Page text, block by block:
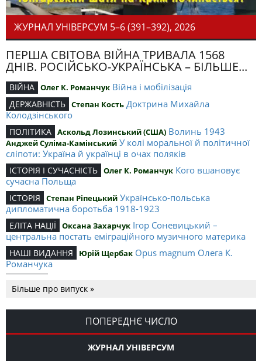
ЖУРНАЛ УНІВЕРСУМ 5–6 (391–392), 2026
ПЕРША СВІТОВА ВІЙНА ТРИВАЛА 1568
ДНІВ. РОСІЙСЬКО-УКРАЇНСЬКА – БІЛЬШЕ...
ВІЙНА Олег К. Романчук Війна і мобілізація
ДЕРЖАВНІСТЬ Степан Кость Доктрина Михайла
Колодзінського
ПОЛІТИКА Аскольд Лозинський (США) Волинь 1943
Анджей Суліма-Камінський У колі моральної й політичної
сліпоти: Україна й українці в очах поляків
ІСТОРІЯ І СУЧАСНІСТЬ Олег К. Романчук Кого вшановує
сучасна Польща
ІСТОРІЯ Степан Ріпецький Українсько-польська
дипломатична боротьба 1918-1923
ЕЛІТА НАЦІЇ Оксана Захарчук Ігор Соневицький –
центральна постать еміграційного музичного материка
НАШІ ВИДАННЯ Юрій Щербак Opus magnum Олега К.
Романчука
Романчука
СЛОВО РЕДАКЦІЙНЕ Олег К. Романчук Журавель і синиця
як уособлення української політстратегії й тактики
Більше про випуск »
ПОПЕРЕДНЄ ЧИСЛО
ЖУРНАЛ УНІВЕРСУМ